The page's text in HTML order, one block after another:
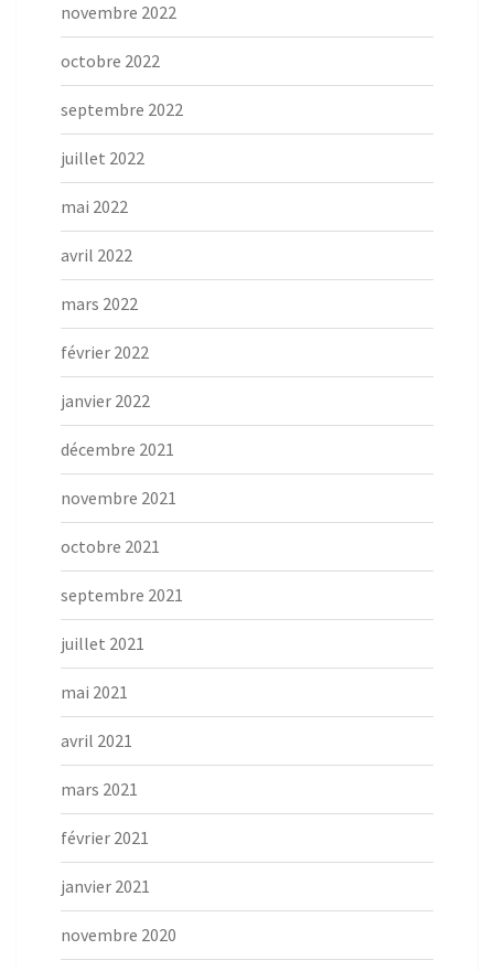
novembre 2022
octobre 2022
septembre 2022
juillet 2022
mai 2022
avril 2022
mars 2022
février 2022
janvier 2022
décembre 2021
novembre 2021
octobre 2021
septembre 2021
juillet 2021
mai 2021
avril 2021
mars 2021
février 2021
janvier 2021
novembre 2020